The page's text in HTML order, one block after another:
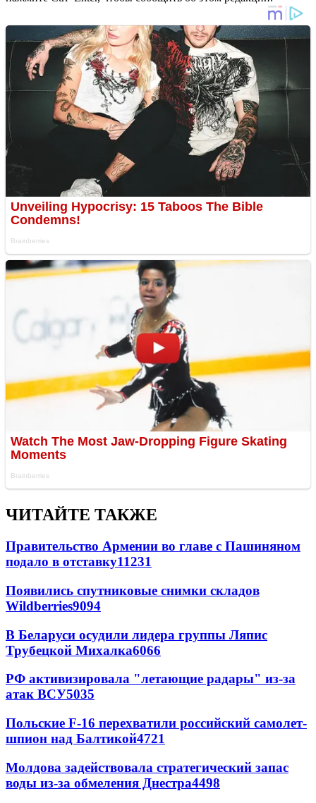
ЧИТАЙТЕ ТАКЖЕ
Правительство Армении во главе с Пашиняном
подало в отставку11231
Появились спутниковые снимки складов
Wildberries9094
В Беларуси осудили лидера группы Ляпис
Трубецкой Михалка6066
РФ активизировала "летающие радары" из-за
атак ВСУ5035
Польские F-16 перехватили российский самолет-
шпион над Балтикой4721
Молдова задействовала стратегический запас
воды из-за обмеления Днестра4498